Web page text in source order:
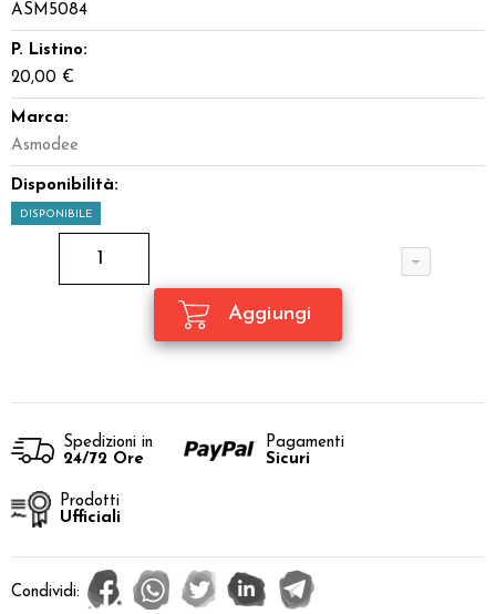
ASM5084
P. Listino:
20,00 €
Marca:
Asmodee
Disponibilità:
DISPONIBILE
Spedizioni in
24/72 Ore
Pagamenti
Sicuri
Prodotti
Ufficiali
Condividi: